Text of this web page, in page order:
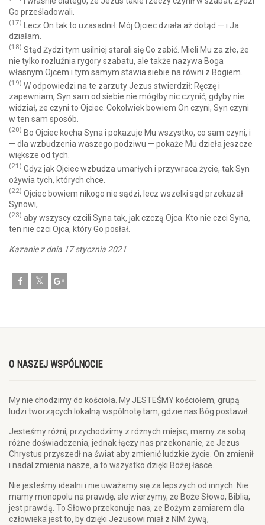
Go prześladowali.
(17) Lecz On tak to uzasadnił: Mój Ojciec działa aż dotąd — i Ja
działam.
(18) Stąd Żydzi tym usilniej starali się Go zabić. Mieli Mu za złe, że
nie tylko rozluźnia rygory szabatu, ale także nazywa Boga
własnym Ojcem i tym samym stawia siebie na równi z Bogiem.
(19) W odpowiedzi na te zarzuty Jezus stwierdził: Ręczę i
zapewniam, Syn sam od siebie nie mógłby nic czynić, gdyby nie
widział, że czyni to Ojciec. Cokolwiek bowiem On czyni, Syn czyni
w ten sam sposób.
(20) Bo Ojciec kocha Syna i pokazuje Mu wszystko, co sam czyni, i
— dla wzbudzenia waszego podziwu — pokaże Mu dzieła jeszcze
większe od tych.
(21) Gdyż jak Ojciec wzbudza umarłych i przywraca życie, tak Syn
ożywia tych, których chce.
(22) Ojciec bowiem nikogo nie sądzi, lecz wszelki sąd przekazał
Synowi,
(23) aby wszyscy czcili Syna tak, jak czczą Ojca. Kto nie czci Syna,
ten nie czci Ojca, który Go posłał.
Kazanie z dnia 17 stycznia 2021
O NASZEJ WSPÓLNOCIE
My nie chodzimy do kościoła. My JESTEŚMY kościołem, grupą
ludzi tworzących lokalną wspólnotę tam, gdzie nas Bóg postawił.
Jesteśmy różni, przychodzimy z różnych miejsc, mamy za sobą
różne doświadczenia, jednak łączy nas przekonanie, że Jezus
Chrystus przyszedł na świat aby zmienić ludzkie życie. On zmienił
i nadal zmienia nasze, a to wszystko dzięki Bożej łasce.
Nie jesteśmy idealni i nie uważamy się za lepszych od innych. Nie
mamy monopolu na prawdę, ale wierzymy, że Boże Słowo, Biblia,
jest prawdą. To Słowo przekonuje nas, że Bożym zamiarem dla
człowieka jest to, by dzięki Jezusowi miał z NIM żywą,